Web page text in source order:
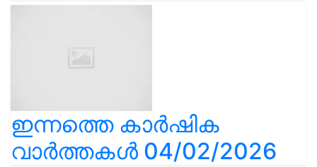
ഇന്നത്തെ കാർഷിക
വാർത്തകൾ 04/02/2026